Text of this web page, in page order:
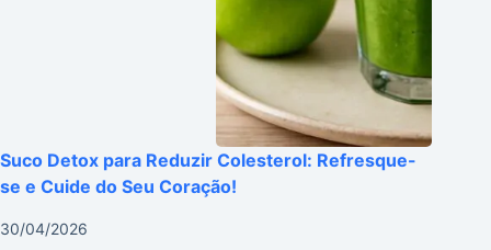
Suco Detox para Reduzir Colesterol: Refresque-
se e Cuide do Seu Coração!
30/04/2026